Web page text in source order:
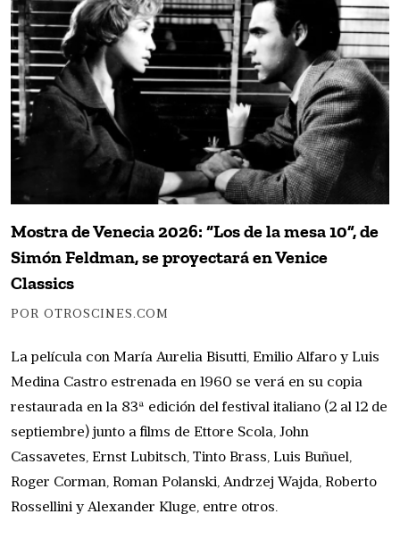
Mostra de Venecia 2026: “Los de la mesa 10”, de
Simón Feldman, se proyectará en Venice
Classics
POR OTROSCINES.COM
La película con María Aurelia Bisutti, Emilio Alfaro y Luis
Medina Castro estrenada en 1960 se verá en su copia
restaurada en la 83ª edición del festival italiano (2 al 12 de
septiembre) junto a films de Ettore Scola, John
Cassavetes, Ernst Lubitsch, Tinto Brass, Luis Buñuel,
Roger Corman, Roman Polanski, Andrzej Wajda, Roberto
Rossellini y Alexander Kluge, entre otros.